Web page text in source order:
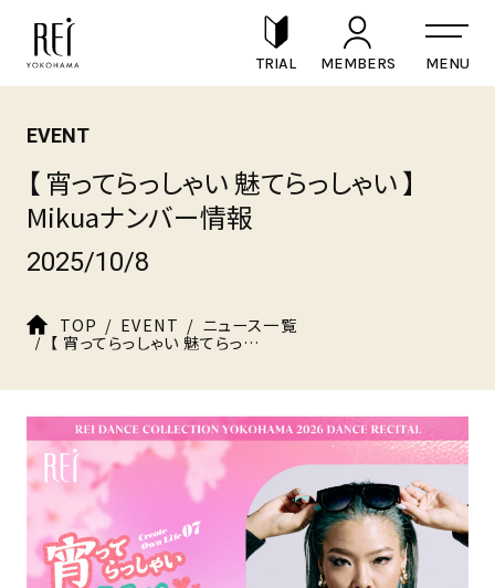
TRIAL MEMBERS
EVENT
【 宵ってらっしゃい 魅てらっしゃい 】
Mikuaナンバー情報
2025/10/8
TOP EVENT ニュース一覧
【 宵ってらっしゃい 魅てらっしゃい 】Mikuaナンバー情報